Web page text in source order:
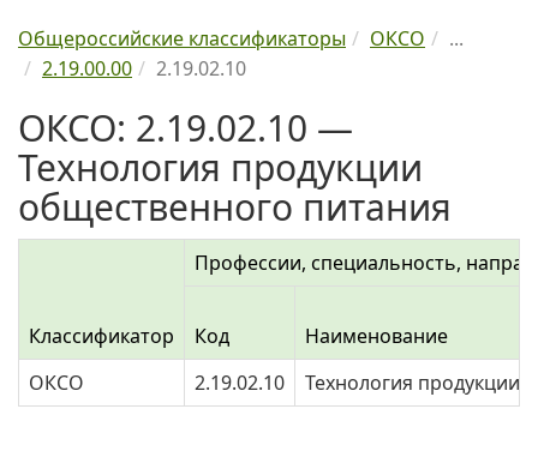
Общероссийские классификаторы ОКСО
...
2.19.00.00
2.19.02.10
ОКСО: 2.19.02.10 —
Технология продукции
общественного питания
Классификатор
Профессии, специальность,
Код
Наименование
ОКСО
2.19.02.10 Технология продукции